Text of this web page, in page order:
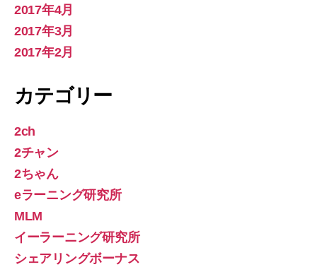
2017年4月
2017年3月
2017年2月
カテゴリー
2ch
2チャン
2ちゃん
eラーニング研究所
MLM
イーラーニング研究所
シェアリングボーナス